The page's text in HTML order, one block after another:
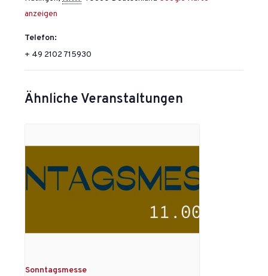
anzeigen
Telefon:
+ 49 2102 715930
Ähnliche Veranstaltungen
Sonntagsmesse